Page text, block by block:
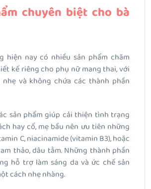
chuyên biệt cho bà
hiện nay có nhiều sản phẩm chăm
kế riêng cho phụ nữ mang thai, với
và không chứa các thành phần
sản phẩm giúp cải thiện tình trạng
hay cổ, mẹ bầu nên ưu tiên những
C, niacinamide (vitamin B3), hoặc
thảo, dâu tằm. Những thành phần
hỗ trợ làm sáng da và ức chế sản
cách nhẹ nhàng.